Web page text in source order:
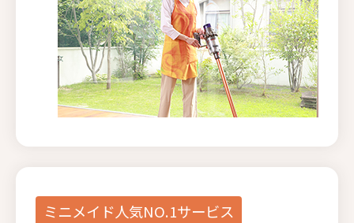
ミニメイド人気NO.1サービス